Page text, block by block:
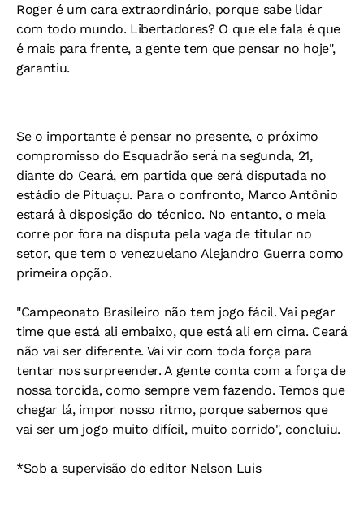
Roger é um cara extraordinário, porque sabe lidar
com todo mundo. Libertadores? O que ele fala é que
é mais para frente, a gente tem que pensar no hoje",
garantiu.
Se o importante é pensar no presente, o próximo
compromisso do Esquadrão será na segunda, 21,
diante do Ceará, em partida que será disputada no
estádio de Pituaçu. Para o confronto, Marco Antônio
estará à disposição do técnico. No entanto, o meia
corre por fora na disputa pela vaga de titular no
setor, que tem o venezuelano Alejandro Guerra como
primeira opção.
"Campeonato Brasileiro não tem jogo fácil. Vai pegar
time que está ali embaixo, que está ali em cima. Ceará
não vai ser diferente. Vai vir com toda força para
tentar nos surpreender. A gente conta com a força de
nossa torcida, como sempre vem fazendo. Temos que
chegar lá, impor nosso ritmo, porque sabemos que
vai ser um jogo muito difícil, muito corrido", concluiu.
*Sob a supervisão do editor Nelson Luis